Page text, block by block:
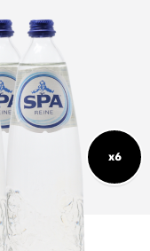
x6